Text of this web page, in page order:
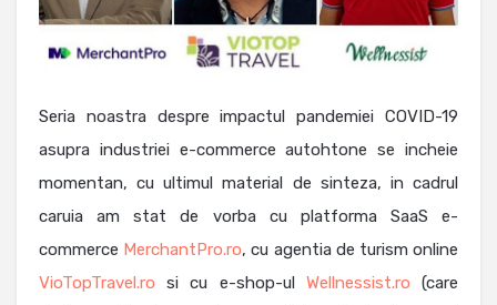
Seria noastra despre impactul pandemiei COVID-19
asupra industriei e-commerce autohtone se incheie
momentan, cu ultimul material de sinteza, in cadrul
caruia am stat de vorba cu platforma SaaS e-
commerce MerchantPro.ro, cu agentia de turism online
VioTopTravel.ro si cu e-shop-ul Wellnessist.ro (care